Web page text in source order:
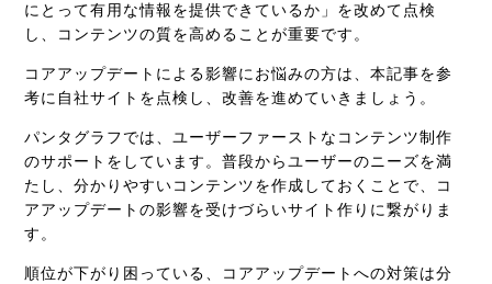
にとって有用な情報を提供できているか」を改めて点検
し、コンテンツの質を高めることが重要です。
コアアップデートによる影響にお悩みの方は、本記事を参
考に自社サイトを点検し、改善を進めていきましょう。
パンタグラフでは、ユーザーファーストなコンテンツ制作
のサポートをしています。普段からユーザーのニーズを満
たし、分かりやすいコンテンツを作成しておくことで、コ
アアップデートの影響を受けづらいサイト作りに繋がりま
す。
順位が下がり困っている、コアアップデートへの対策は分